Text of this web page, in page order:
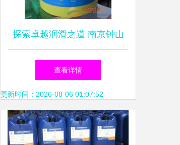
探索卓越润滑之道 南京钟山
油品厂钟山牌乳化油详解
查看详情
更新时间：2026-08-06 01:07:52